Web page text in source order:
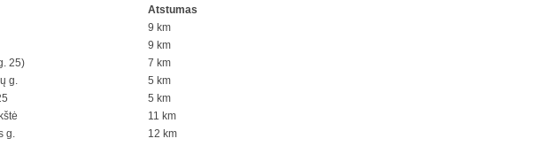
Atstumas
9 km
9 km
25)
7 km
g.
5 km
5 km
11 km
g.
12 km